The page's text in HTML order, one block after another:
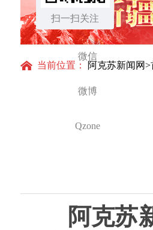
扫一扫关注
微信
微博
Qzone
国元首外交的世界情
当前位置： 阿克苏新闻网>
阿克苏新